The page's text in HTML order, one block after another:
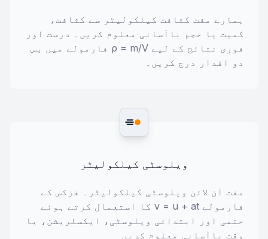
ہمارے مفت کثافت کیلکولیٹر سے کثافت،
کمیت یا حجم باآسانی معلوم کریں۔ درست اور
فوری نتائج کے لیے ρ = m/V فارمولے میں بس
دو اقدار درج کریں۔
ویلوسٹی کیلکولیٹر
مفت آن لائن ویلوسٹی کیلکولیٹر۔ فزکس کے
فارمولے v = u + at کا استعمال کرتے ہوئے
حتمی اور ابتدائی ویلوسٹی، ایکسلریشن، یا
وقت باآسانی معلوم کریں